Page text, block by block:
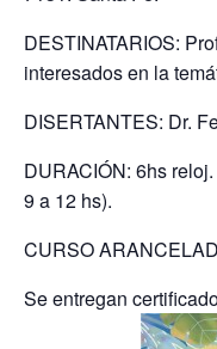
DESTINATARIOS:
interesados en la
DISERTANTES: Dr.
DURACIÓN: 6hs
9 a 12 hs).
CURSO
Se entregan